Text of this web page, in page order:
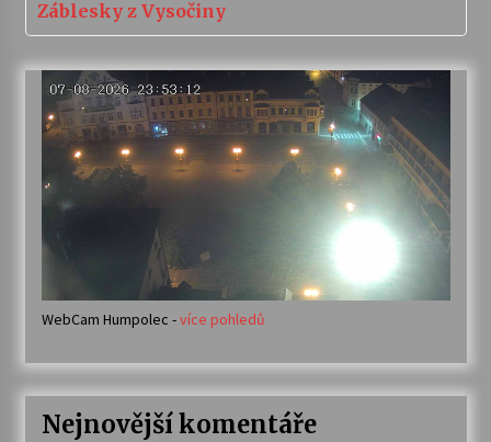
Záblesky z Vysočiny
WebCam Humpolec -více pohledů
Nejnovější komentáře